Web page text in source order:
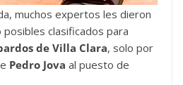
muchos expertos les dieron
clasificados para
de Villa Clara, solo por
Pedro Jova al puesto de